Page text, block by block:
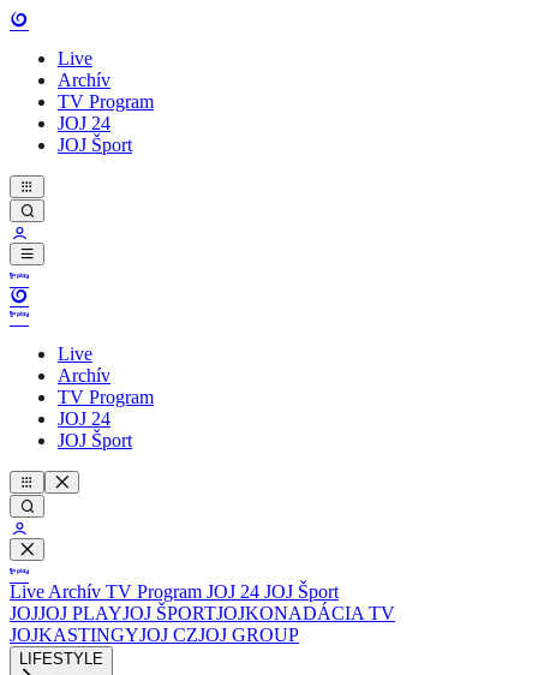
Live
Archív
TV Program
JOJ 24
JOJ Šport
Live
Archív
TV Program
JOJ 24
JOJ Šport
Live Archív TV Program JOJ 24 JOJ Šport
JOJJOJ PLAYJOJ ŠPORTJOJKONADÁCIA TV
JOJKASTINGYJOJ CZJOJ GROUP
LIFESTYLE